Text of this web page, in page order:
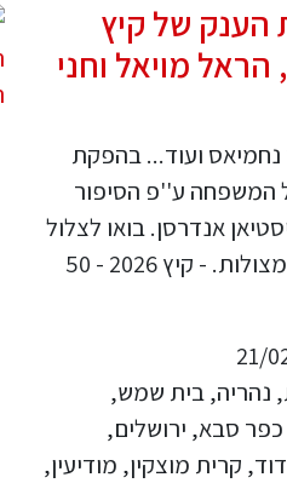
של קיץ
הראל מויאל וחני
נחמיאס ועוד... בהפקת
המשפחה ע''פ הסיפור
אנדרסן. בואו לצלול
איתנו להרפתקה חדשה במעמקי המצולות. - קיץ 2026 - 50
נהריה, בית שמש,
כפר סבא, ירושלים,
קרית מוצקין, מודיעין,